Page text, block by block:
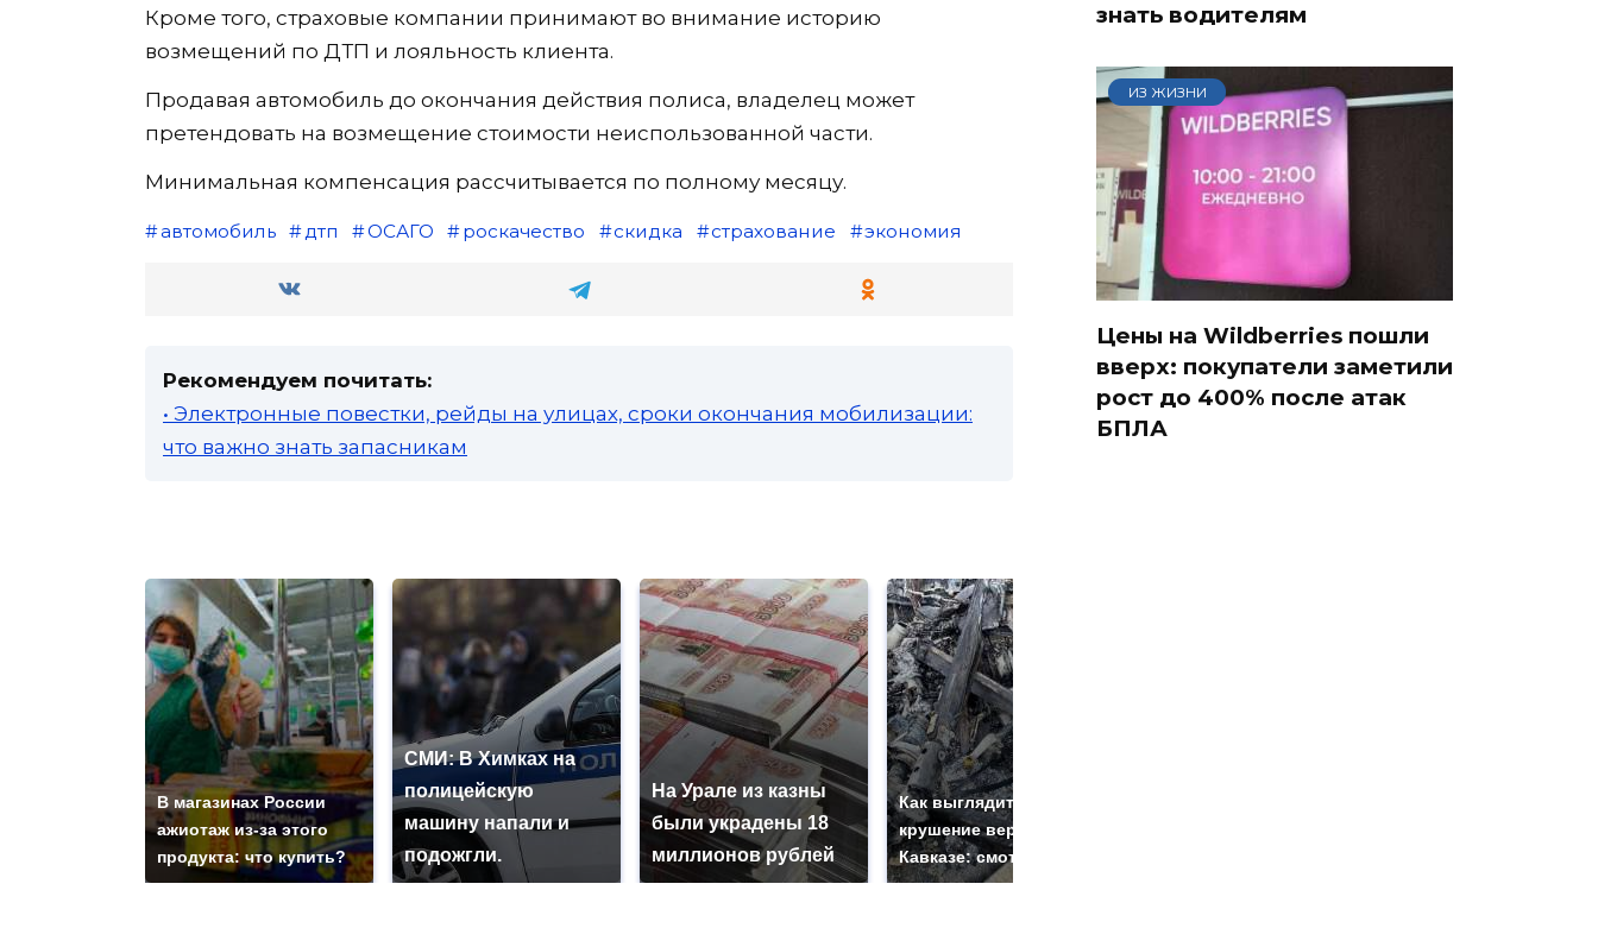
Кроме того, страховые компании принимают во внимание историю
возмещений по ДТП и лояльность клиента.
Продавая автомобиль до окончания действия полиса, владелец может
претендовать на возмещение стоимости неиспользованной части.
Минимальная компенсация рассчитывается по полному месяцу.
автомобиль дтп ОСАГО роскачество скидка страхование экономия
Рекомендуем почитать:
• Электронные повестки, рейды на улицах, сроки окончания мобилизации:
что важно знать запасникам
В магазинах России
ажиотаж из-за этого
продукта: что купить?
СМИ: В Химках на
полицейскую
машину напали и
подожгли.
На Урале из казны
были украдены 18
миллионов рублей
Как выглядит место
крушение вертолета на
Кавказе: смотреть
знать водителям
ИЗ ЖИЗНИ
Цены на Wildberries пошли
вверх: покупатели заметили
рост до 400% после атак
БПЛА